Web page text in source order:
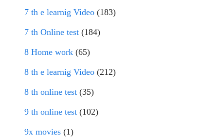
7 th e learnig Video (183)
7 th Online test (184)
8 Home work (65)
8 th e learnig Video (212)
8 th online test (35)
9 th online test (102)
9x movies (1)